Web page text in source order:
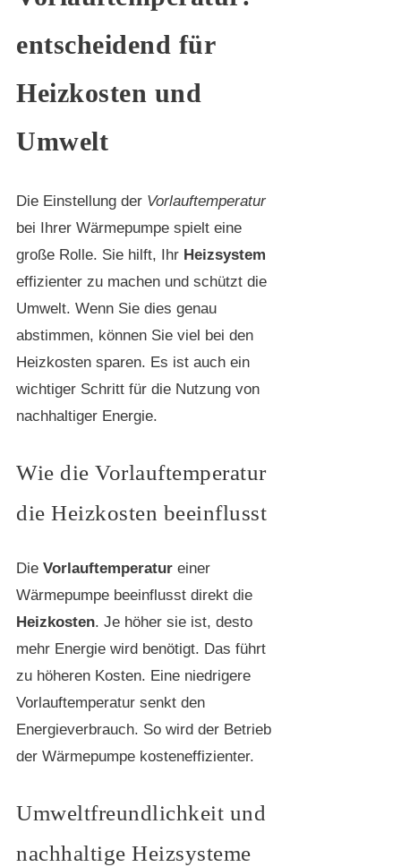
entscheidend für
Heizkosten und
Umwelt
Die Einstellung der Vorlauftemperatur
bei Ihrer Wärmepumpe spielt eine
große Rolle. Sie hilft, Ihr Heizsystem
effizienter zu machen und schützt die
Umwelt. Wenn Sie dies genau
abstimmen, können Sie viel bei den
Heizkosten sparen. Es ist auch ein
wichtiger Schritt für die Nutzung von
nachhaltiger Energie.
Wie die Vorlauftemperatur
die Heizkosten beeinflusst
Die Vorlauftemperatur einer
Wärmepumpe beeinflusst direkt die
Heizkosten. Je höher sie ist, desto
mehr Energie wird benötigt. Das führt
zu höheren Kosten. Eine niedrigere
Vorlauftemperatur senkt den
Energieverbrauch. So wird der Betrieb
der Wärmepumpe kosteneffizienter.
Umweltfreundlichkeit und
nachhaltige Heizsysteme